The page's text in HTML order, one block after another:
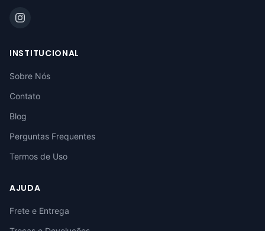
INSTITUCIONAL
Sobre Nós
Contato
Blog
Perguntas Frequentes
Termos de Uso
AJUDA
Frete e Entrega